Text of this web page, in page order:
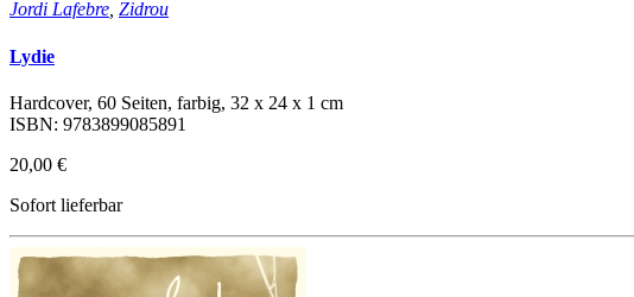
Jordi Lafebre, Zidrou
Lydie
Hardcover, 60 Seiten, farbig, 32 x 24 x 1 cm
ISBN: 9783899085891
20,00 €
Sofort lieferbar